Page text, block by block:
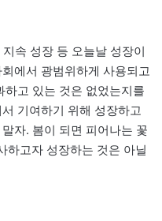
속 성장 등 오늘날 성장이
에서 광범위하게 사용되고
고 있는 것은 없었는지를
기여하기 위해 성장하고
자. 봄이 되면 피어나는 꽃
하고자 성장하는 것은 아닐